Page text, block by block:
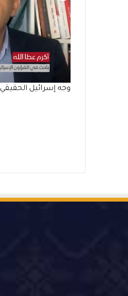
وجه إسرائيل الحقيقي